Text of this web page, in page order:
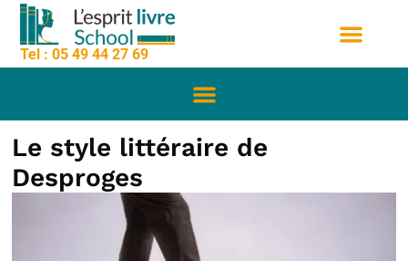
principal
Aller
contenu
Tel : 05 49 44 27 69
Le style littéraire de
Desproges